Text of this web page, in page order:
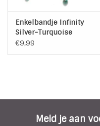
Enkelbandje Infinity
Silver-Turquoise
Double
€9,99
Meld je aan